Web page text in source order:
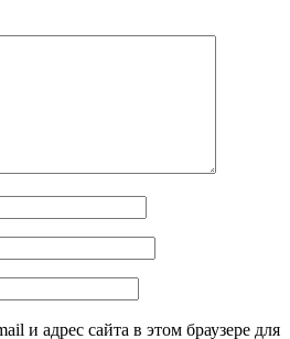
и адрес сайта в этом браузере для